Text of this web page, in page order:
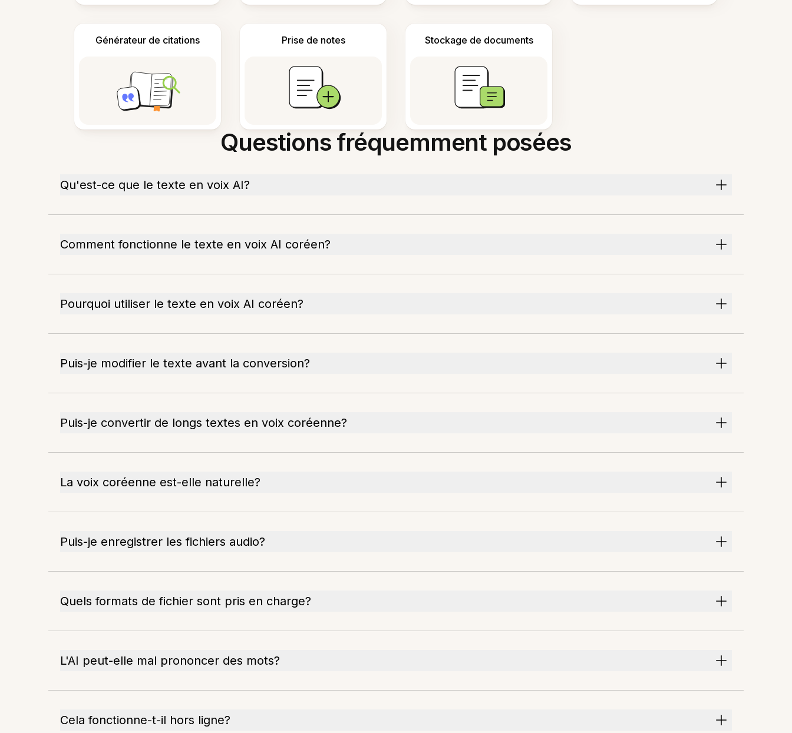
Générateur de citations Prise de notes Stockage de documents
Questions fréquemment posées
Qu'est-ce que le texte en voix AI?
Comment fonctionne le texte en voix AI coréen?
Pourquoi utiliser le texte en voix AI coréen?
Puis-je modifier le texte avant la conversion?
Puis-je convertir de longs textes en voix coréenne?
La voix coréenne est-elle naturelle?
Puis-je enregistrer les fichiers audio?
Quels formats de fichier sont pris en charge?
L'AI peut-elle mal prononcer des mots?
Cela fonctionne-t-il hors ligne?